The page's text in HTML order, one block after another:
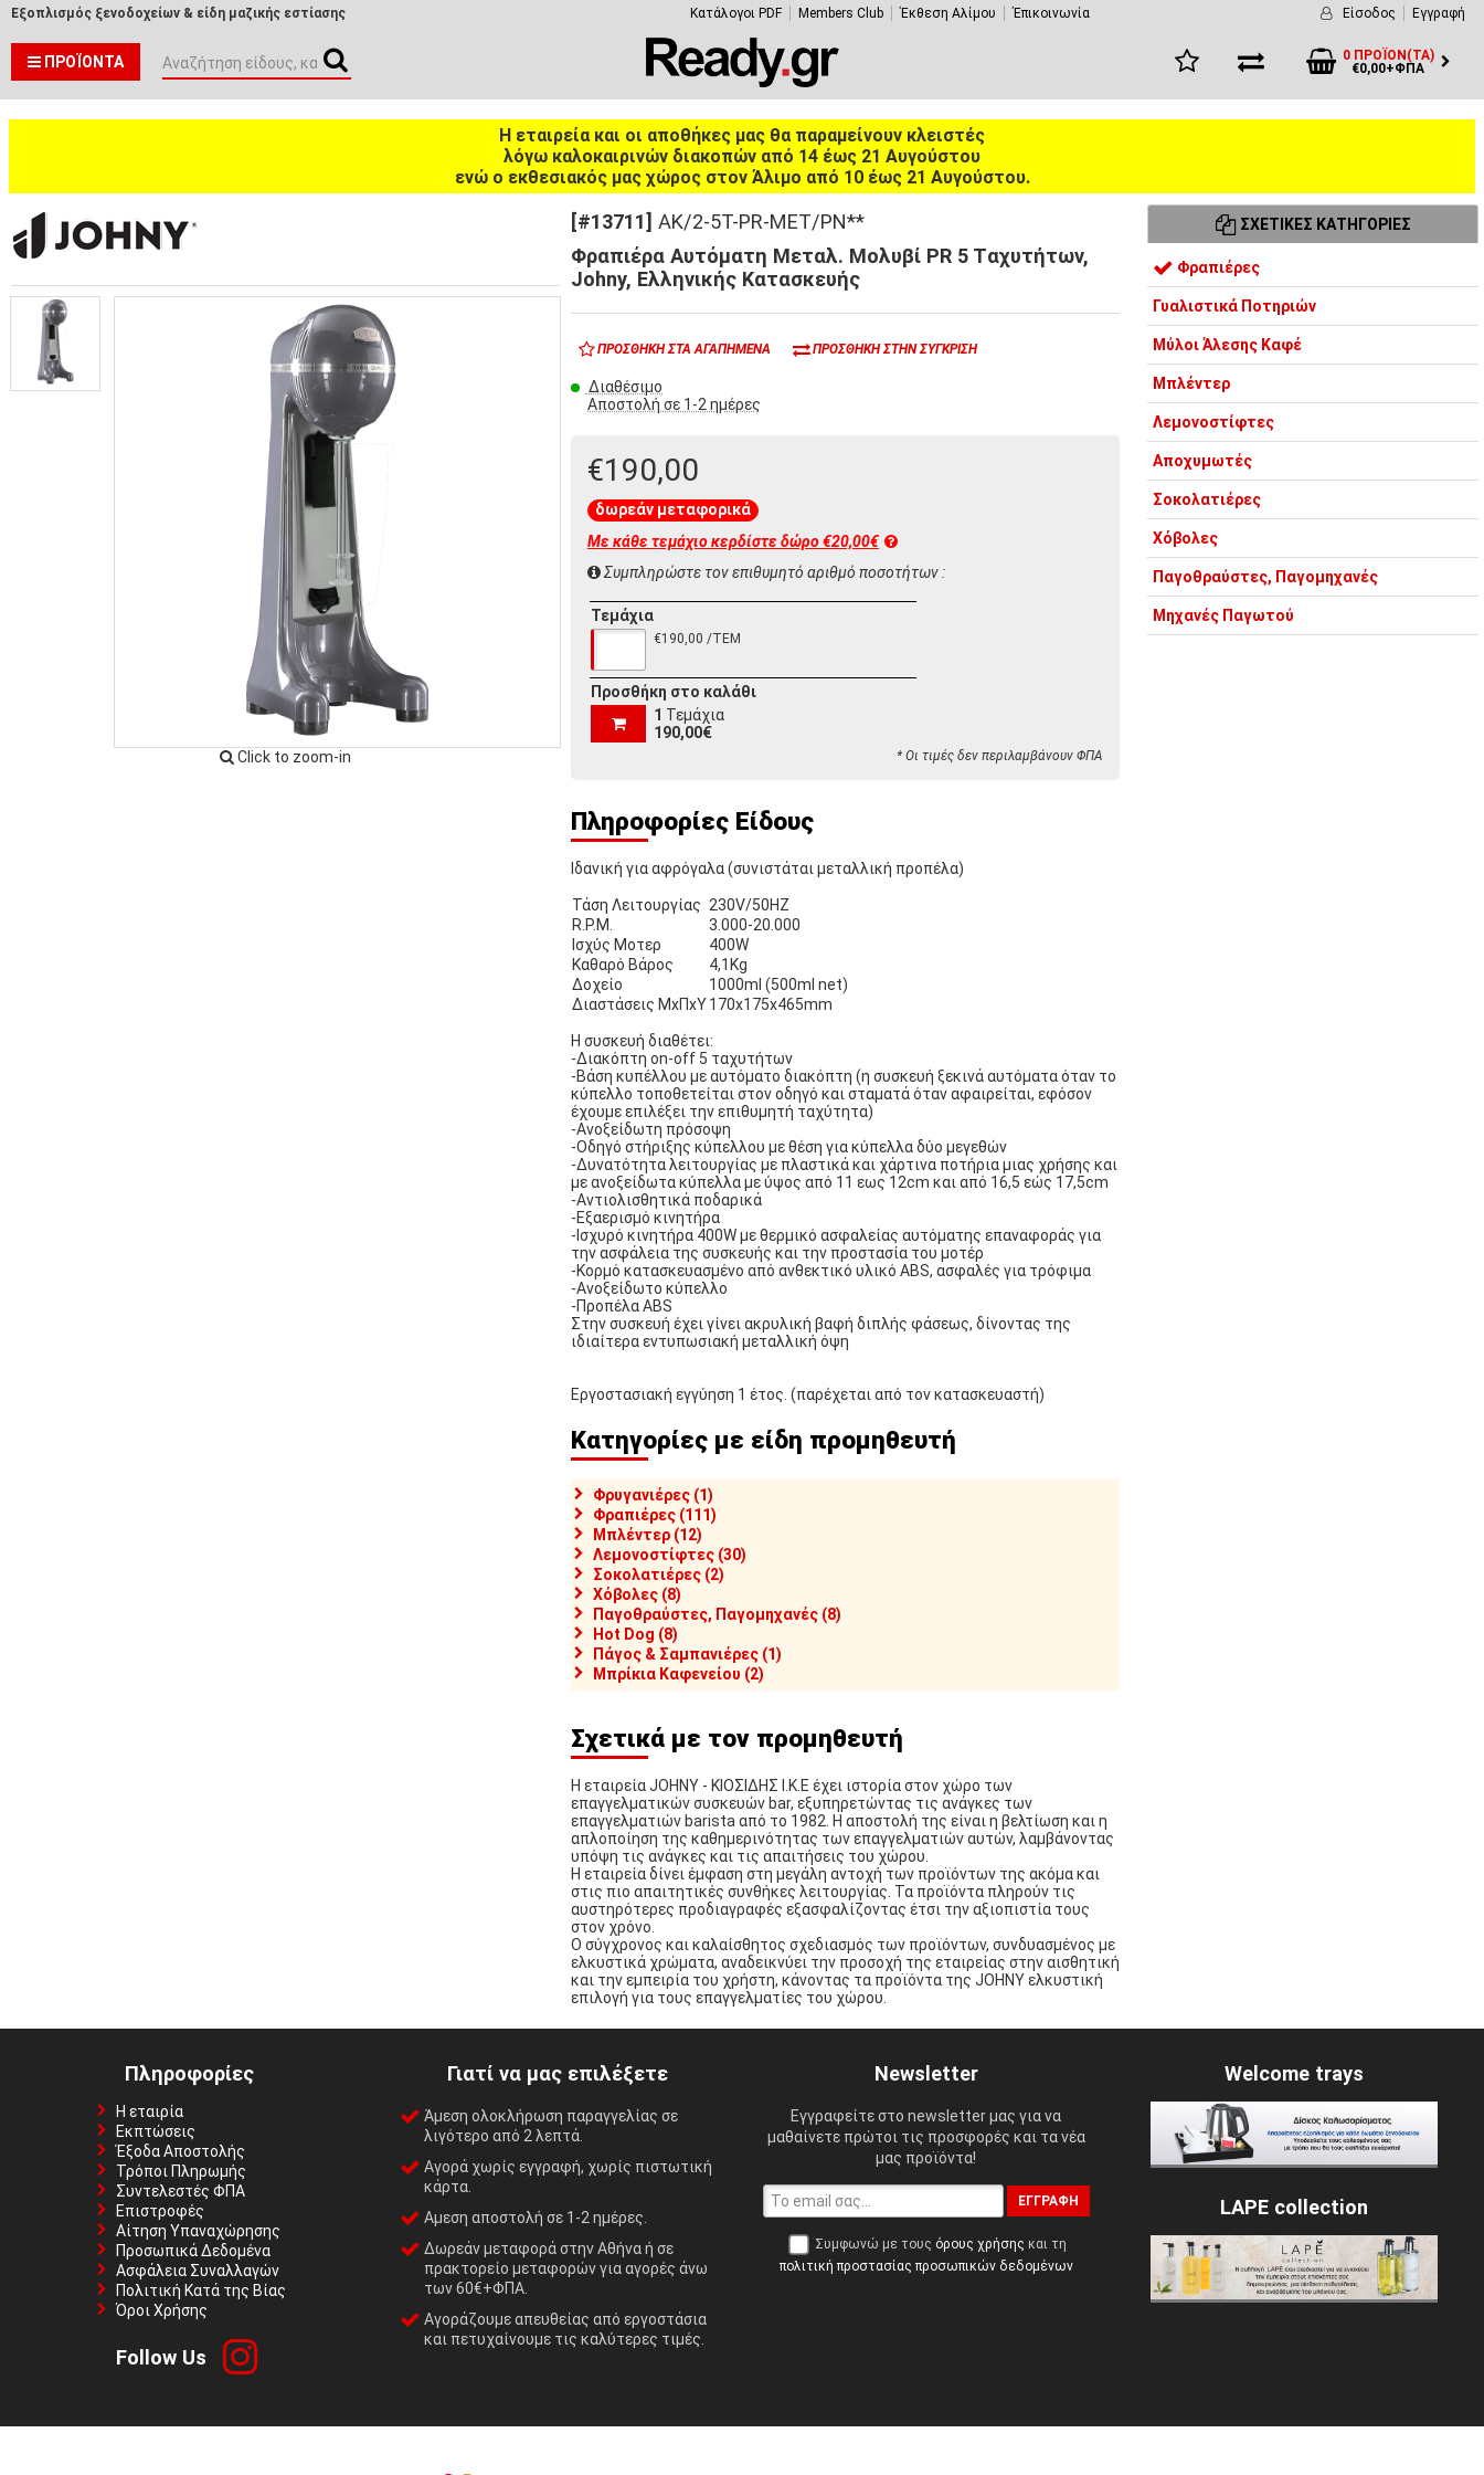
Εξοπλισμός ξενοδοχείων & είδη μαζικής εστίασης Κατάλογοι PDF Members Club Έκθεση Αλίμου Έπικοινωνία Είσοδος Εγγραφή
ΠΡΟΪΌΝΤΑ
0 ΠΡΟΪΌΝ(ΤΑ)
€0,00+ΦΠΑ
Η εταιρεία και οι αποθήκες μας θα παραμείνουν κλειστές
λόγω καλοκαιρινών διακοπών από 14 έως 21 Αυγούστου
ενώ ο εκθεσιακός μας χώρος στον Άλιμο από 10 έως 21 Αυγούστου.
Click to zoom-in
[#13711] AK/2-5T-PR-MET/PN**
Φραπιέρα Αυτόματη Μεταλ. Μολυβί PR 5 Tαχυτήτων,
Johny, Ελληνικής Κατασκευής
ΠΡΟΣΘΉΚΗ ΣΤΑ ΑΓΑΠΗΜΈΝΑ ΠΡΟΣΘΉΚΗ ΣΤΗΝ ΣΎΓΚΡΙΣΗ
Διαθέσιμο
Αποστολή σε 1-2 ημέρες
€190,00
δωρεάν μεταφορικά
Με κάθε τεμάχιο κερδίστε δώρο €20,00€
Συμπληρώστε τον επιθυμητό αριθμό ποσοτήτων :
Τεμάχια
€190,00 /ΤΕΜ
Προσθήκη στο καλάθι
1 Τεμάχια
190,00€
* Οι τιμές δεν περιλαμβάνουν ΦΠΑ
Πληροφορίες Είδους
Ιδανική για αφρόγαλα(συνιστάται μεταλλική προπέλα)
Τάση Λειτουργίας 230V/50HZ
R.P.M.
3.000-20.000
Ισχύς Μοτερ
400W
Καθαρό Βάρος
4,1Kg
Δοχείο
1000ml (500ml net)
Διαστάσεις ΜxΠxΥ170x175x465mm
Η συσκευή διαθέτει:
-Διακόπτη on-off 5 ταχυτήτων
-Βάση κυπέλλου με αυτόματο διακόπτη (η συσκευή ξεκινά αυτόματα όταν το
κύπελλο τοποθετείται στον οδηγό και σταματά όταν αφαιρείται, εφόσον
έχουμε επιλέξει την επιθυμητή ταχύτητα)
-Ανοξείδωτη πρόσοψη
-Οδηγό στήριξης κύπελλου με θέση για κύπελλα δύο μεγεθών
-Δυνατότητα λειτουργίας με πλαστικά και χάρτινα ποτήρια μιας χρήσης και
με ανοξείδωτα κύπελλα με ύψος από 11 εως 12cm και από 16,5 εώς 17,5cm
-Αντιολισθητικά ποδαρικά
-Εξαερισμό κινητήρα
-Ισχυρό κινητήρα 400W με θερμικό ασφαλείας αυτόματης επαναφοράς για
την ασφάλεια της συσκευής και την προστασία του μοτέρ
-Κορμό κατασκευασμένο από ανθεκτικό υλικό ABS, ασφαλές για τρόφιμα
-Ανοξείδωτο κύπελλο
-Προπέλα ABS
Στην συσκευή έχει γίνει ακρυλική βαφή διπλής φάσεως, δίνοντας της
ιδιαίτερα εντυπωσιακή μεταλλική όψη
Εργοστασιακή εγγύηση 1 έτος. (παρέχεται από τον κατασκευαστή)
Κατηγορίες με είδη προμηθευτή
Φρυγανιέρες (1)
Φραπιέρες (111)
Μπλέντερ (12)
Λεμονοστίφτες (30)
Σοκολατιέρες (2)
Χόβολες (8)
Παγοθραύστες, Παγομηχανές (8)
Hot Dog (8)
Πάγος & Σαμπανιέρες (1)
Μπρίκια Καφενείου (2)
Σχετικά με τον προμηθευτή
Η εταιρεία JOHNY - ΚΙΟΣΙΔΗΣ Ι.Κ.Ε έχει ιστορία στον χώρο των
επαγγελματικών συσκευών bar, εξυπηρετώντας τις ανάγκες των
επαγγελματιών barista από το 1982. Η αποστολή της είναι η βελτίωση και η
απλοποίηση της καθημερινότητας των επαγγελματιών αυτών, λαμβάνοντας
υπόψη τις ανάγκες και τις απαιτήσεις του χώρου.
Η εταιρεία δίνει έμφαση στη μεγάλη αντοχή των προϊόντων της ακόμα και
στις πιο απαιτητικές συνθήκες λειτουργίας. Τα προϊόντα πληρούν τις
αυστηρότερες προδιαγραφές εξασφαλίζοντας έτσι την αξιοπιστία τους
στον χρόνο.
Ο σύγχρονος και καλαίσθητος σχεδιασμός των προϊόντων, συνδυασμένος με
ελκυστικά χρώματα, αναδεικνύει την προσοχή της εταιρείας στην αισθητική
και την εμπειρία του χρήστη, κάνοντας τα προϊόντα της JOHNY ελκυστική
επιλογή για τους επαγγελματίες του χώρου.
ΣΧΕΤΙΚΈΣ ΚΑΤΗΓΟΡΊΕΣ
Φραπιέρες
Γυαλιστικά Ποτηριών
Μύλοι Άλεσης Καφέ
Μπλέντερ
Λεμονοστίφτες
Αποχυμωτές
Σοκολατιέρες
Χόβολες
Παγοθραύστες, Παγομηχανές
Μηχανές Παγωτού
Πληροφορίες
Η εταιρία
Εκπτώσεις
Έξοδα Αποστολής
Τρόποι Πληρωμής
Συντελεστές ΦΠΑ
Επιστροφές
Αίτηση Υπαναχώρησης
Προσωπικά Δεδομένα
Ασφάλεια Συναλλαγών
Πολιτική Κατά της Βίας
Όροι Χρήσης
Follow Us
Γιατί να μας επιλέξετε
Άμεση ολοκλήρωση παραγγελίας σε
λιγότερο από 2 λεπτά.
Αγορά χωρίς εγγραφή, χωρίς πιστωτική
κάρτα.
Αμεση αποστολή σε 1-2 ημέρες.
Δωρεάν μεταφορά στην Αθήνα ή σε
πρακτορείο μεταφορών για αγορές άνω
των 60€+ΦΠΑ.
Αγοράζουμε απευθείας από εργοστάσια
και πετυχαίνουμε τις καλύτερες τιμές.
Newsletter
Εγγραφείτε στο newsletter μας για να
μαθαίνετε πρώτοι τις προσφορές και τα νέα
μας προϊόντα!
ΕΓΓΡΑΦΉ
Συμφωνώ με τους όρους χρήσης και τη
πολιτική προστασίας προσωπικών δεδομένων
Welcome trays
LAPE collection